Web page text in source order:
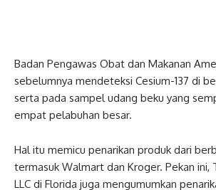
Badan Pengawas Obat dan Makanan
sebelumnya mendeteksi Cesium-137 di
serta pada sampel udang beku yang
empat pelabuhan besar.
Hal itu memicu penarikan produk dari
termasuk Walmart dan Kroger. Pekan ini,
LLC di Florida juga mengumumkan